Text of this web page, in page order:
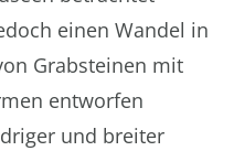
einen Wandel in
Grabsteinen mit
entworfen
und breiter